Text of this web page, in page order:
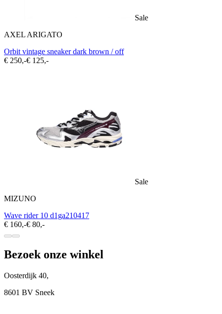
Sale
AXEL ARIGATO
Orbit vintage sneaker dark brown / off
€ 250,-€ 125,-
Sale
MIZUNO
Wave rider 10 d1ga210417
€ 160,-€ 80,-
Bezoek onze winkel
Oosterdijk 40,
8601 BV Sneek